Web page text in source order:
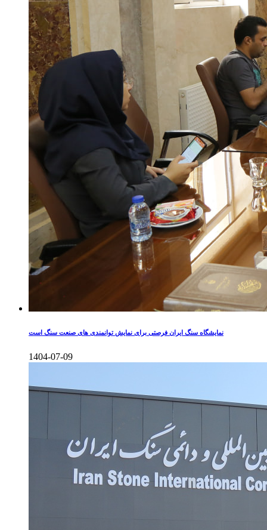
نمایشگاه سنگ ایران فرصتی برای نمایش توانمندی های صنعت سنگ است
1404-07-09